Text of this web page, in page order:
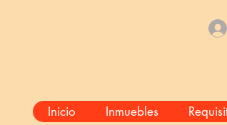
Inicio Inmuebles